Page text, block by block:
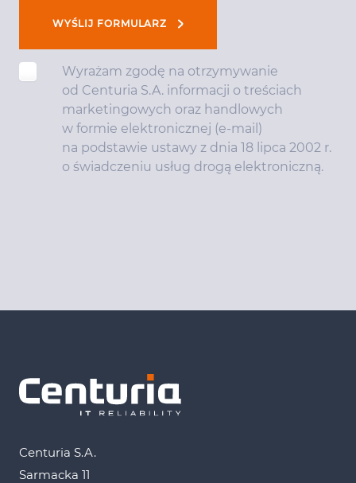
WYŚLIJ FORMULARZ
Wyrażam zgodę na otrzymywanie
od Centuria S.A. informacji o treściach
marketingowych oraz handlowych
w formie elektronicznej (e-mail)
na podstawie ustawy z dnia 18 lipca 2002 r.
o świadczeniu usług drogą elektroniczną.
Centuria S.A.
Sarmacka 11